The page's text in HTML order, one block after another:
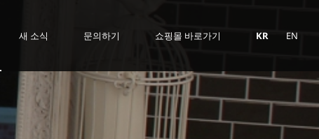
새 소식 문의하기 쇼핑몰 바로가기 KR EN